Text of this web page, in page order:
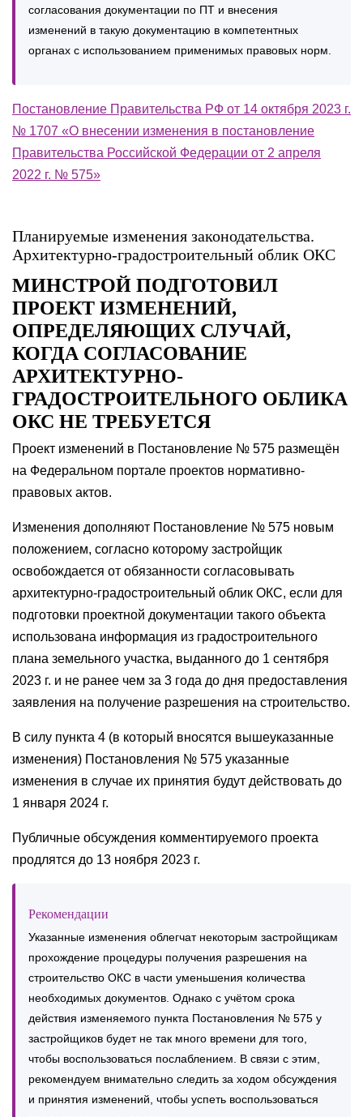
согласования документации по ПТ и внесения
изменений в такую документацию в компетентных
органах с использованием применимых правовых норм.
Постановление Правительства РФ от 14 октября 2023 г.
№ 1707 «О внесении изменения в постановление
Правительства Российской Федерации от 2 апреля
2022 г. № 575»
Планируемые изменения законодательства.
Архитектурно-градостроительный облик ОКС
МИНСТРОЙ ПОДГОТОВИЛ
ПРОЕКТ ИЗМЕНЕНИЙ,
ОПРЕДЕЛЯЮЩИХ СЛУЧАЙ,
КОГДА СОГЛАСОВАНИЕ
АРХИТЕКТУРНО-
ГРАДОСТРОИТЕЛЬНОГО ОБЛИКА
ОКС НЕ ТРЕБУЕТСЯ
Проект изменений в Постановление № 575 размещён
на Федеральном портале проектов нормативно-
правовых актов.
Изменения дополняют Постановление № 575 новым
положением, согласно которому застройщик
освобождается от обязанности согласовывать
архитектурно-градостроительный облик ОКС, если для
подготовки проектной документации такого объекта
использована информация из градостроительного
плана земельного участка, выданного до 1 сентября
2023 г. и не ранее чем за 3 года до дня предоставления
заявления на получение разрешения на строительство.
В силу пункта 4 (в который вносятся вышеуказанные
изменения) Постановления № 575 указанные
изменения в случае их принятия будут действовать до
1 января 2024 г.
Публичные обсуждения комментируемого проекта
продлятся до 13 ноября 2023 г.
Рекомендации
Указанные изменения облегчат некоторым застройщикам
прохождение процедуры получения разрешения на
строительство ОКС в части уменьшения количества
необходимых документов. Однако с учётом срока
действия изменяемого пункта Постановления № 575 у
застройщиков будет не так много времени для того,
чтобы воспользоваться послаблением. В связи с этим,
рекомендуем внимательно следить за ходом обсуждения
и принятия изменений, чтобы успеть воспользоваться